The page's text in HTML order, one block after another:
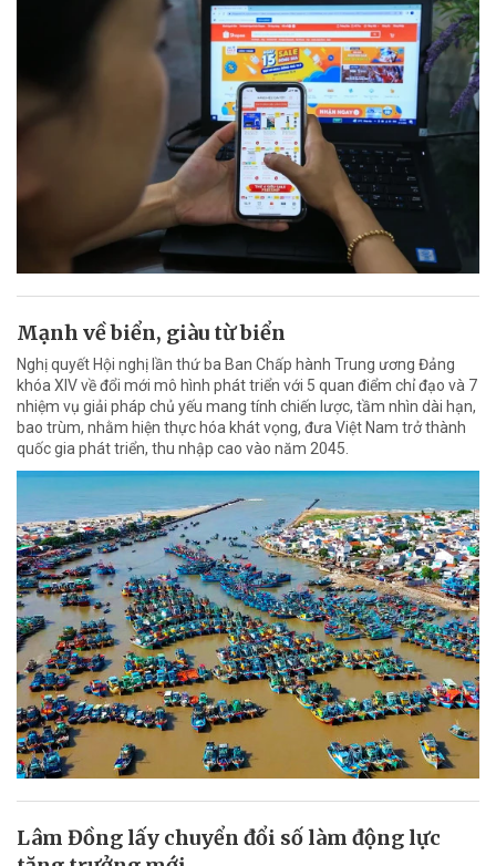
Mạnh về biển, giàu từ biển
Nghị quyết Hội nghị lần thứ ba Ban Chấp hành Trung ương Đảng
khóa XIV về đổi mới mô hình phát triển với 5 quan điểm chỉ đạo và 7
nhiệm vụ giải pháp chủ yếu mang tính chiến lược, tầm nhìn dài hạn,
bao trùm, nhằm hiện thực hóa khát vọng, đưa Việt Nam trở thành
quốc gia phát triển, thu nhập cao vào năm 2045.
Lâm Đồng lấy chuyển đổi số làm động lực